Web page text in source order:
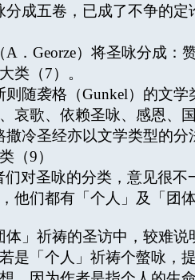
成五卷，已成了不争的定
．Georze）将圣咏分成：
类（7）。
随袭格（Gunkel）的文学
哀歌、依赖圣咏、感恩、
冷圣经亦以文学类型的分
（9）
们对圣咏的分类，意见很
他们都有「个人」及「团
」祈祷的圣访中，较难说
是「个人」祈祷个螫咏，